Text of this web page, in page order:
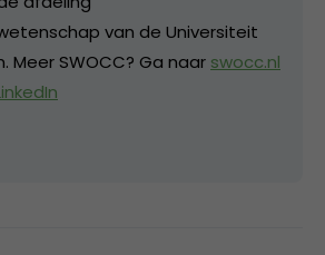
van de Universiteit
Meer SWOCC? Ga naar swocc.nl